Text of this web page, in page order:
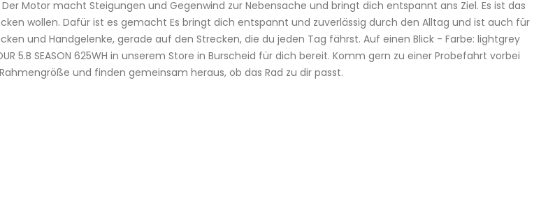
Motor macht Steigungen und Gegenwind zur Nebensache und bringt dich entspannt ans Ziel. Es ist das
wollen. Dafür ist es gemacht Es bringt dich entspannt und zuverlässig durch den Alltag und ist auch für
und Handgelenke, gerade auf den Strecken, die du jeden Tag fährst. Auf einen Blick - Farbe: lightgrey
5.B SEASON 625WH in unserem Store in Burscheid für dich bereit. Komm gern zu einer Probefahrt vorbei
und finden gemeinsam heraus, ob das Rad zu dir passt.